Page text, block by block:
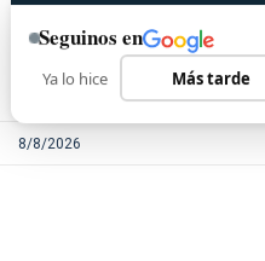
8/8/2026
Seguinos en
Ya lo hice Más tarde